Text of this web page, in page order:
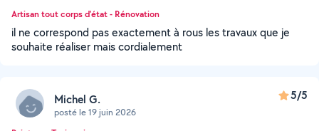
Artisan tout corps d'état - Rénovation
il ne correspond pas exactement à rous les travaux que je
souhaite réaliser mais cordialement
Michel G.
posté le 19 juin 2026
5/5